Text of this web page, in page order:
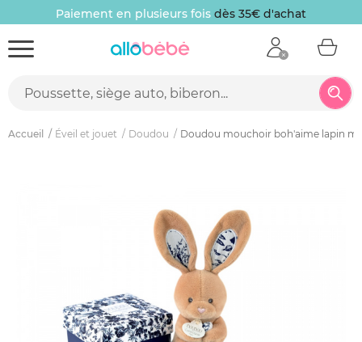
Paiement en plusieurs fois dès 35€ d'achat
Accueil Éveil et jouet Doudou Doudou mouchoir boh'aime lapin